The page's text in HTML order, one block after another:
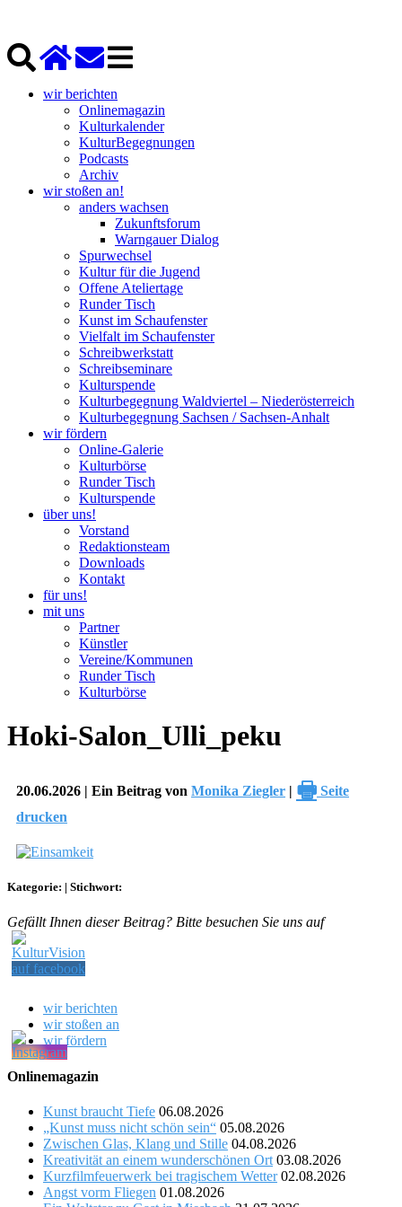
wir berichten
Onlinemagazin
Kulturkalender
KulturBegegnungen
Podcasts
Archiv
wir stoßen an!
anders wachsen
Zukunftsforum
Warngauer Dialog
Spurwechsel
Kultur für die Jugend
Offene Ateliertage
Runder Tisch
Kunst im Schaufenster
Vielfalt im Schaufenster
Schreibwerkstatt
Schreibseminare
Kulturspende
Kulturbegegnung Waldviertel – Niederösterreich
Kulturbegegnung Sachsen / Sachsen-Anhalt
wir fördern
Online-Galerie
Kulturbörse
Runder Tisch
Kulturspende
über uns!
Vorstand
Redaktionsteam
Downloads
Kontakt
für uns!
mit uns
Partner
Künstler
Vereine/Kommunen
Runder Tisch
Kulturbörse
Hoki-Salon_Ulli_peku
20.06.2026 | Ein Beitrag von Monika Ziegler | 🖶 Seite
drucken
Kategorie: | Stichwort:
Gefällt Ihnen dieser Beitrag? Bitte besuchen Sie uns auf
wir berichten
wir stoßen an
wir fördern
Onlinemagazin
Kunst braucht Tiefe 06.08.2026
„Kunst muss nicht schön sein“ 05.08.2026
Zwischen Glas, Klang und Stille 04.08.2026
Kreativität an einem wunderschönen Ort 03.08.2026
Kurzfilmfeuerwerk bei tragischem Wetter 02.08.2026
Angst vorm Fliegen 01.08.2026